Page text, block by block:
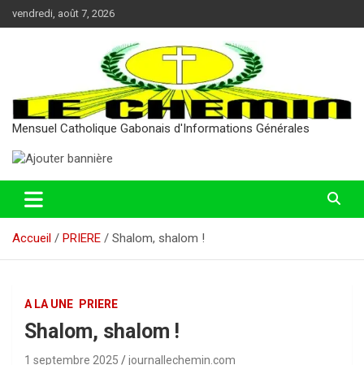
au
vendredi, août 7, 2026
Mensuel Catholique Gabonais d'Informations Générales
Accueil PRIERE Shalom, shalom !
A LA UNE PRIERE
Shalom, shalom !
1 septembre 2025 journallechemin.com